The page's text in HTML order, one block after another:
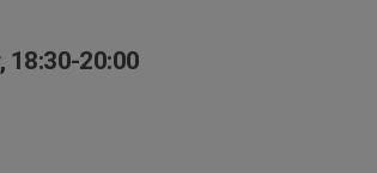
18:30-20:00